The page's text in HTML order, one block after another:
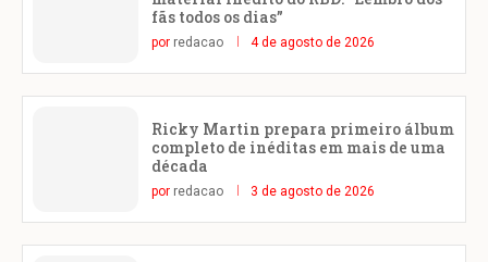
fãs todos os dias”
por redacao 4 de agosto de 2026
Ricky Martin prepara primeiro álbum
completo de inéditas em mais de uma
década
por redacao 3 de agosto de 2026